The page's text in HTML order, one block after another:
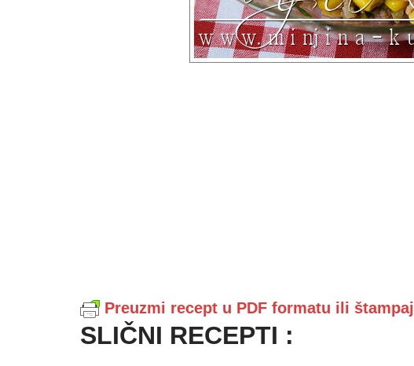
Preuzmi recept u PDF formatu ili štampaj
SLIČNI RECEPTI :